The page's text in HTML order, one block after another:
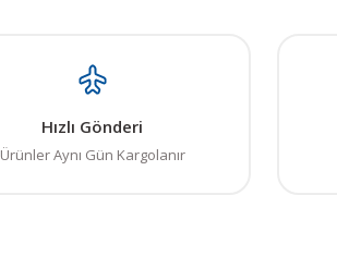
Hızlı Gönderi
Ürünler Aynı Gün Kargolanır